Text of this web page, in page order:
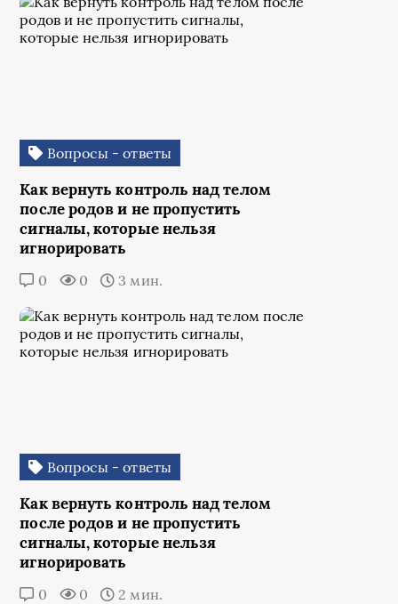
Вопросы - ответы
Как вернуть контроль над телом
после родов и не пропустить
сигналы, которые нельзя
игнорировать
0 0 3 мин.
Вопросы - ответы
Как вернуть контроль над телом
после родов и не пропустить
сигналы, которые нельзя
игнорировать
0 0 2 мин.